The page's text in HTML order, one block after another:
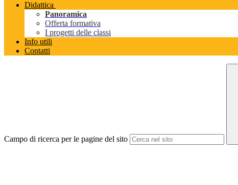
Didattica
Panoramica
Offerta formativa
I progetti delle classi
Info utili
Contatti
Campo di ricerca per le pagine del sito